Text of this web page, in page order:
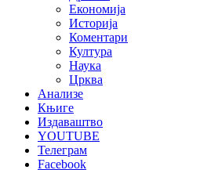
Економија
Историја
Коментари
Култура
Наука
Црква
Анализе
Књиге
Издаваштво
YOUTUBE
Телеграм
Facebook